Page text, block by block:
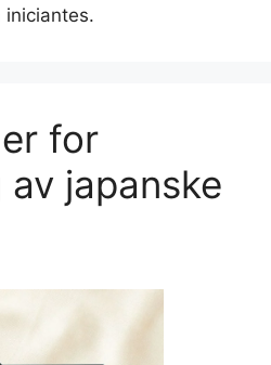
iniciantes.
for
japanske